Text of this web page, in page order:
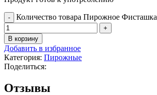
Количество товара Пирожное Фисташка
В корзину
Добавить в избранное
Категория: Пирожные
Поделиться:
Отзывы